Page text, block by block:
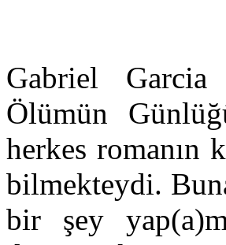
Gabriel Garcia
Ölümün
herkes romanın
bilmekteydi.
bir şey